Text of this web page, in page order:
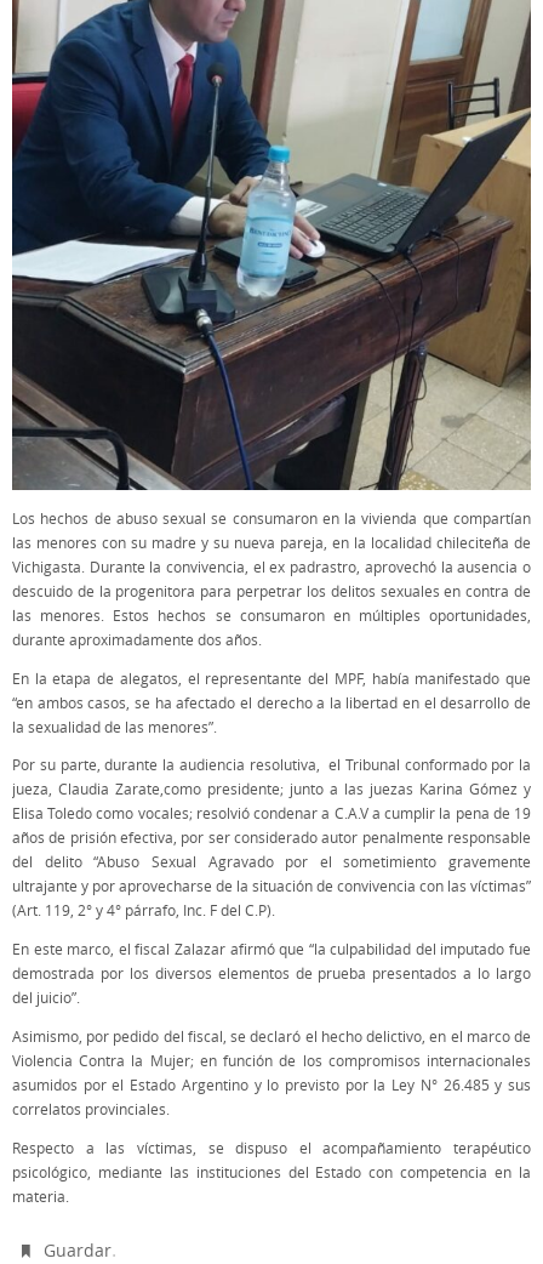
Los hechos de abuso sexual se consumaron en la vivienda que compartían
las menores con su madre y su nueva pareja, en la localidad chileciteña de
Vichigasta. Durante la convivencia, el ex padrastro, aprovechó la ausencia o
descuido de la progenitora para perpetrar los delitos sexuales en contra de
las menores. Estos hechos se consumaron en múltiples oportunidades,
durante aproximadamente dos años.
En la etapa de alegatos, el representante del MPF, había manifestado que
“en ambos casos, se ha afectado el derecho a la libertad en el desarrollo de
la sexualidad de las menores”.
Por su parte, durante la audiencia resolutiva, el Tribunal conformado por la
jueza, Claudia Zarate,como presidente; junto a las juezas Karina Gómez y
Elisa Toledo como vocales; resolvió condenar a C.A.V a cumplir la pena de 19
años de prisión efectiva, por ser considerado autor penalmente responsable
del delito “Abuso Sexual Agravado por el sometimiento gravemente
ultrajante y por aprovecharse de la situación de convivencia con las víctimas”
(Art. 119, 2° y 4° párrafo, Inc. F del C.P).
En este marco, el fiscal Zalazar afirmó que “la culpabilidad del imputado fue
demostrada por los diversos elementos de prueba presentados a lo largo
del juicio”.
Asimismo, por pedido del fiscal, se declaró el hecho delictivo, en el marco de
Violencia Contra la Mujer; en función de los compromisos internacionales
asumidos por el Estado Argentino y lo previsto por la Ley N° 26.485 y sus
correlatos provinciales.
Respecto a las víctimas, se dispuso el acompañamiento terapéutico
psicológico, mediante las instituciones del Estado con competencia en la
materia.
Guardar.